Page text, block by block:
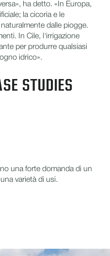
ha detto. «In Europa,
la cicoria e le
dalle piogge.
In Cile, l'irrigazione
per produrre qualsiasi
idrico».
STUDIES
una forte domanda di un
varietà di usi.